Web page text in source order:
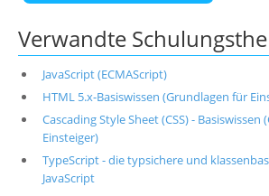
Verwandte
JavaScript (ECMAScript)
HTML 5.x-Basiswissen (Grundlagen für
Cascading Style Sheet (CSS) -
Einsteiger)
TypeScript - die typsichere und
JavaScript